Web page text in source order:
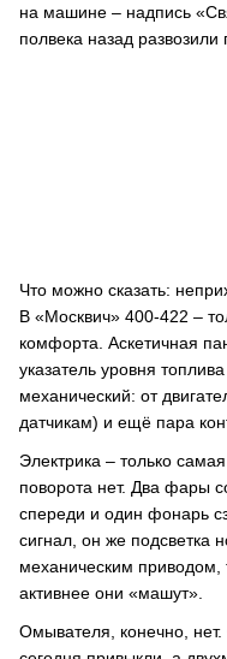
на машине – надпись
полвека назад
Что можно сказать:
В «Москвич» 400-422 –
комфорта. Аскетичная
указатель уровня
механический: от
датчикам) и ещё пара
Электрика – только
поворота нет. Два фары
спереди и один фонарь
сигнал, он же подсветка
механическим приводом,
активнее они «машут».
Омывателя, конечно,